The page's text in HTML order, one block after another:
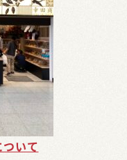
いて